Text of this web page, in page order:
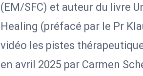
(EM/SFC) et auteur du livre
Healing (préfacé par le Pr
vidéo les pistes
en avril 2025 par Carmen